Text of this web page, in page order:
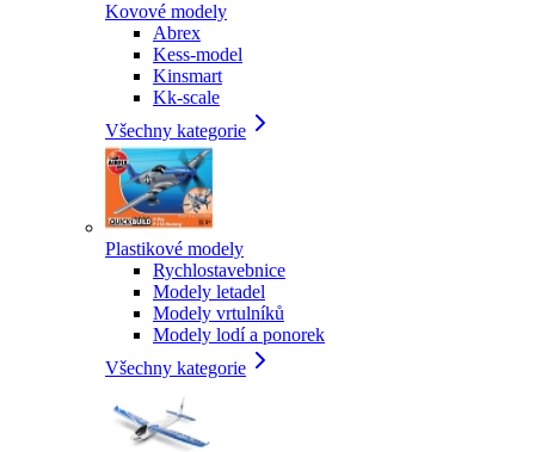
Kovové modely
Abrex
Kess-model
Kinsmart
Kk-scale
Všechny kategorie
Plastikové modely
Rychlostavebnice
Modely letadel
Modely vrtulníků
Modely lodí a ponorek
Všechny kategorie